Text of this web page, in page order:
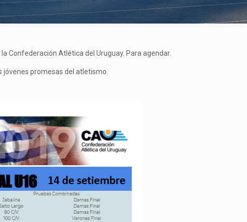
Confederación Atlética del Uruguay. Para agendar.
jóvenes promesas del atletismo.